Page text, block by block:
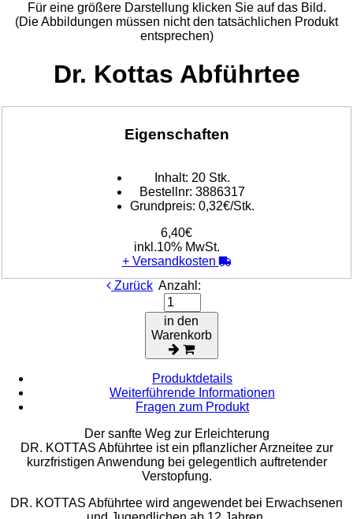
Für eine größere Darstellung klicken Sie auf das Bild.
(Die Abbildungen müssen nicht den tatsächlichen Produkt
entsprechen)
Dr. Kottas Abführtee
Eigenschaften
Inhalt: 20 Stk.
Bestellnr: 3886317
Grundpreis: 0,32€/Stk.
6,40€
inkl.10% MwSt.
+ Versandkosten
Zurück Anzahl:
in den
Warenkorb
Produktdetails
Weiterführende Informationen
Fragen zum Produkt
Der sanfte Weg zur Erleichterung
DR. KOTTAS Abführtee ist ein pflanzlicher Arzneitee zur
kurzfristigen Anwendung bei gelegentlich auftretender
Verstopfung.
DR. KOTTAS Abführtee wird angewendet bei Erwachsenen